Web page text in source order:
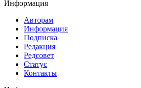
Информация
Авторам
Информация
Подписка
Редакция
Редсовет
Статус
Контакты